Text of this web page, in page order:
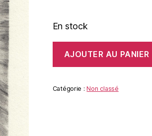
En stock
LA
AJOUTER AU PANIER
Catégorie :Non classé